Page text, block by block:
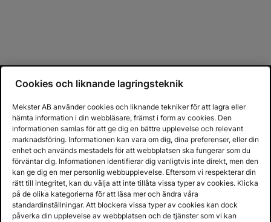
Cookies och liknande lagringsteknik
Mekster AB använder cookies och liknande tekniker för att lagra eller
hämta information i din webbläsare, främst i form av cookies. Den
informationen samlas för att ge dig en bättre upplevelse och relevant
marknadsföring. Informationen kan vara om dig, dina preferenser, eller din
enhet och används mestadels för att webbplatsen ska fungerar som du
förväntar dig. Informationen identifierar dig vanligtvis inte direkt, men den
kan ge dig en mer personlig webbupplevelse. Eftersom vi respekterar din
rätt till integritet, kan du välja att inte tillåta vissa typer av cookies. Klicka
på de olika kategorierna för att läsa mer och ändra våra
standardinställningar. Att blockera vissa typer av cookies kan dock
påverka din upplevelse av webbplatsen och de tjänster som vi kan